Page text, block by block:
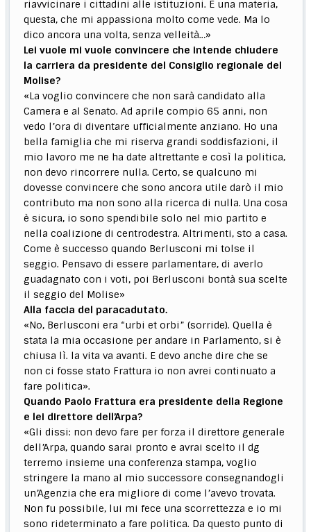
riavvicinare i cittadini alle istituzioni. È una materia,
questa, che mi appassiona molto come vede. Ma lo
dico ancora una volta, senza velleità…»
Lei vuole mi vuole convincere che intende chiudere
la carriera da presidente del Consiglio regionale del
Molise?
«La voglio convincere che non sarà candidato alla
Camera e al Senato. Ad aprile compio 65 anni, non
vedo l’ora di diventare ufficialmente anziano. Ho una
bella famiglia che mi riserva grandi soddisfazioni, il
mio lavoro me ne ha date altrettante e così la politica,
non devo rincorrere nulla. Certo, se qualcuno mi
dovesse convincere che sono ancora utile darò il mio
contributo ma non sono alla ricerca di nulla. Una cosa
è sicura, io sono spendibile solo nel mio partito e
nella coalizione di centrodestra. Altrimenti, sto a casa.
Come è successo quando Berlusconi mi tolse il
seggio. Pensavo di essere parlamentare, di averlo
guadagnato con i voti, poi Berlusconi bontà sua scelte
il seggio del Molise»
Alla faccia del paracadutato.
«No, Berlusconi era “urbi et orbi” (sorride). Quella è
stata la mia occasione per andare in Parlamento, si è
chiusa lì. la vita va avanti. E devo anche dire che se
non ci fosse stato Frattura io non avrei continuato a
fare politica».
Quando Paolo Frattura era presidente della Regione
e lei direttore dell’Arpa?
«Gli dissi: non devo fare per forza il direttore generale
dell’Arpa, quando sarai pronto e avrai scelto il dg
terremo insieme una conferenza stampa, voglio
stringere la mano al mio successore consegnandogli
un’Agenzia che era migliore di come l’avevo trovata.
Non fu possibile, lui mi fece una scorrettezza e io mi
sono rideterminato a fare politica. Da questo punto di